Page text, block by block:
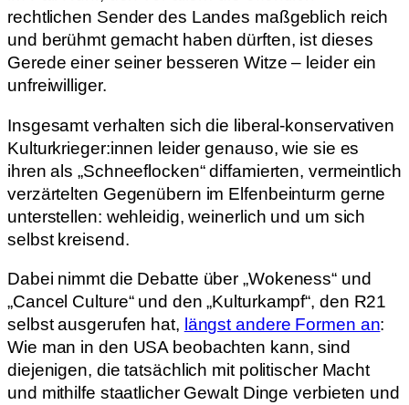
rechtlichen Sender des Landes maßgeblich reich
und berühmt gemacht haben dürften, ist dieses
Gerede einer seiner besseren Witze – leider ein
unfreiwilliger.
Insgesamt verhalten sich die liberal-konservativen
Kulturkrieger:innen leider genauso, wie sie es
ihren als „Schneeflocken“ diffamierten, vermeintlich
verzärtelten Gegenübern im Elfenbeinturm gerne
unterstellen: wehleidig, weinerlich und um sich
selbst kreisend.
Dabei nimmt die Debatte über „Wokeness“ und
„Cancel Culture“ und den „Kulturkampf“, den R21
selbst ausgerufen hat, längst andere Formen an:
Wie man in den USA beobachten kann, sind
diejenigen, die tatsächlich mit politischer Macht
und mithilfe staatlicher Gewalt Dinge verbieten und